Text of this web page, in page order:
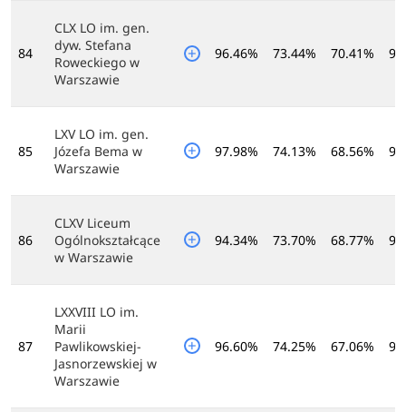
84
CLX LO im. gen.
dyw. Stefana
Roweckiego w
Warszawie
96.46% 73.44% 70.41%
85
LXV LO im. gen.
Józefa Bema w
Warszawie
97.98% 74.13% 68.56%
86
CLXV Liceum
Ogólnokształcące
w Warszawie
94.34% 73.70% 68.77%
87
LXXVIII LO im.
Marii
Pawlikowskiej-
Jasnorzewskiej w
Warszawie
96.60% 74.25% 67.06%